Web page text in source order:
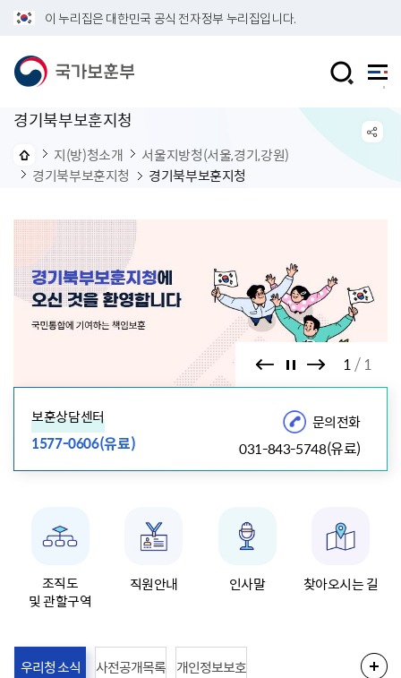
이 누리집은 대한민국 공식 전자정부 누리집입니다.
경기북부보훈지청
지(방)청소개
서울지방청(서울,경기,강원)
경기북부보훈지청
경기북부보훈지청
1 1
보훈상담센터
1577-0606(유료)
문의전화
031-843-5748(유료)
조직도
및 관할구역
직원안내 인사말 찾아오시는 길
우리청 소식 사전공개목록 개인정보보호